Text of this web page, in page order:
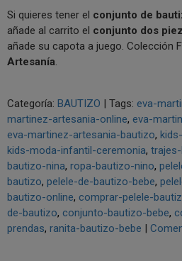
Si quieres tener el conjunto de
añade al carrito el conjunto dos
añade su capota a juego. Colección
Artesanía.
Categoría: BAUTIZO | Tags: eva-
martinez-artesania-online eva-
eva-martinez-artesania-bautizo
kids-moda-infantil-ceremonia
bautizo-nina ropa-bautizo-nino
bautizo pelele-de-bautizo-bebe
bautizo-online comprar-pelele-
de-bautizo conjunto-bautizo-bebe
prendas ranita-bautizo-bebe |